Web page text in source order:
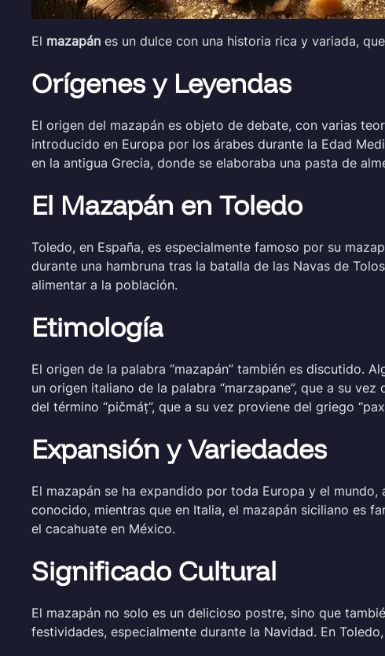
El mazapán es un dulce con una historia rica y variada,
Orígenes y Leyendas
El origen del mazapán es objeto de debate, con varias
introducido en Europa por los árabes durante la Edad
en la antigua Grecia, donde se elaboraba una pasta de
El Mazapán en Toledo
Toledo, en España, es especialmente famoso por su
durante una hambruna tras la batalla de las Navas de
alimentar a la población.
Etimología
El origen de la palabra “mazapán” también es discutido.
un origen italiano de la palabra “marzapane”, que a su
del término “pičmáṭ”, que a su vez proviene del griego
Expansión y Variedades
El mazapán se ha expandido por toda Europa y el
conocido, mientras que en Italia, el mazapán siciliano es
el cacahuate en México.
Significado Cultural
El mazapán no solo es un delicioso postre, sino que
festividades, especialmente durante la Navidad. En